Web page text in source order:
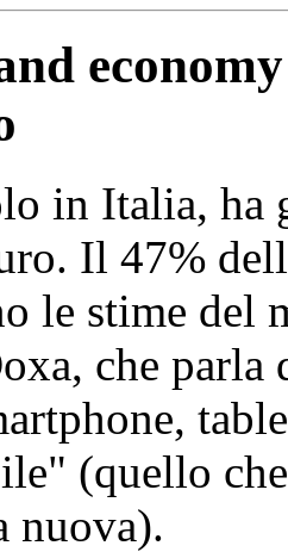
in Italia, ha
Il 47%
le stime del
che
(quello
nuova).